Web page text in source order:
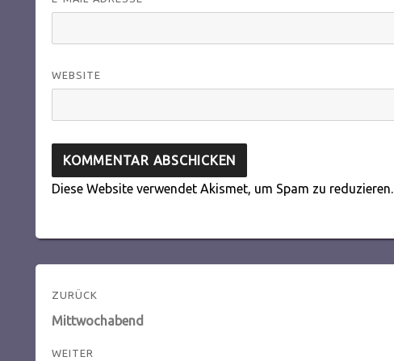
WEBSITE
Diese Website verwendet Akismet, um Spam zu reduzieren.
Beitragsnavigation
ZURÜCK
Vorheriger
Mittwochabend
WEITER